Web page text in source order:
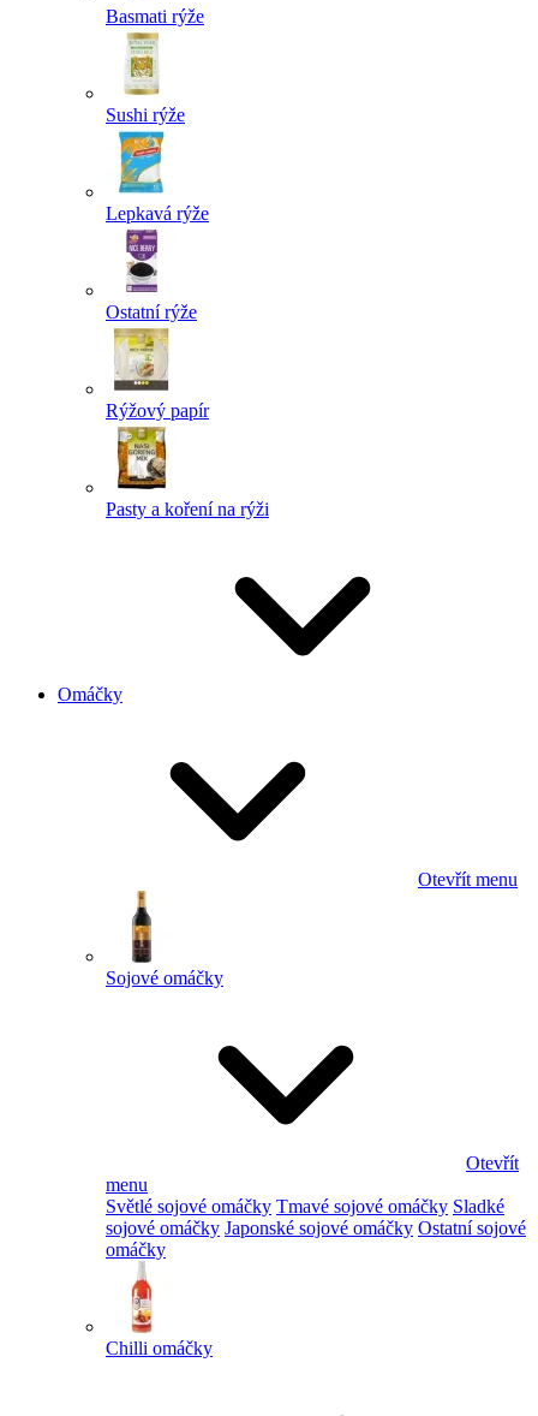
Basmati rýže
Sushi rýže
Lepkavá rýže
Ostatní rýže
Rýžový papír
Pasty a koření na rýži
Omáčky
Otevřít menu
Sojové omáčky
Otevřít
menu
Světlé sojové omáčky Tmavé sojové omáčky Sladké
sojové omáčky Japonské sojové omáčky Ostatní sojové
omáčky
Chilli omáčky